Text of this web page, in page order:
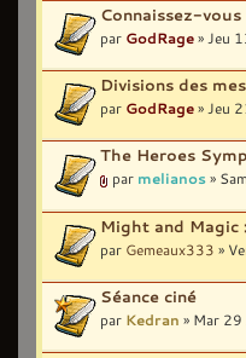
Connaissez-
par GodRage» Jeu
Divisions des
par GodRage» Jeu
The Heroes
par melianos»
Might and Magic
par Gemeaux333 »
Séance ciné
par Kedran » Mar